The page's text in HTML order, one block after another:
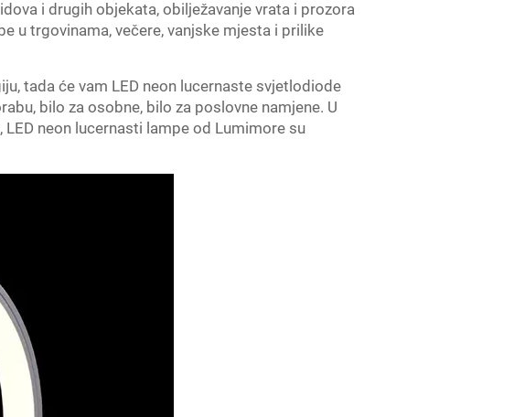
i drugih objekata, obilježavanje vrata i prozora
u trgovinama, večere, vanjske mjesta i prilike
tada će vam LED neon lucernaste svjetlodiode
bilo za osobne, bilo za poslovne namjene. U
neon lucernasti lampe od Lumimore su